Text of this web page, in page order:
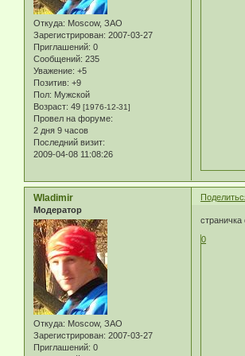
Откуда: Moscow, ЗАО
Зарегистрирован: 2007-03-27
Приглашений: 0
Сообщений: 235
Уважение: +5
Позитив: +9
Пол: Мужской
Возраст: 49 [1976-12-31]
Провел на форуме:
2 дня 9 часов
Последний визит:
2009-04-08 11:08:26
Wladimir
Модератор
Откуда: Moscow, ЗАО
Зарегистрирован: 2007-03-27
Приглашений: 0
0